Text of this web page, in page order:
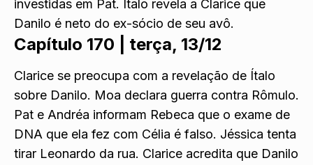
investidas em Pat. Ítalo revela a Clarice que
Danilo é neto do ex-sócio de seu avô.
Capítulo 170 | terça, 13/12
Clarice se preocupa com a revelação de Ítalo
sobre Danilo. Moa declara guerra contra Rômulo.
Pat e Andréa informam Rebeca que o exame de
DNA que ela fez com Célia é falso. Jéssica tenta
tirar Leonardo da rua. Clarice acredita que Danilo